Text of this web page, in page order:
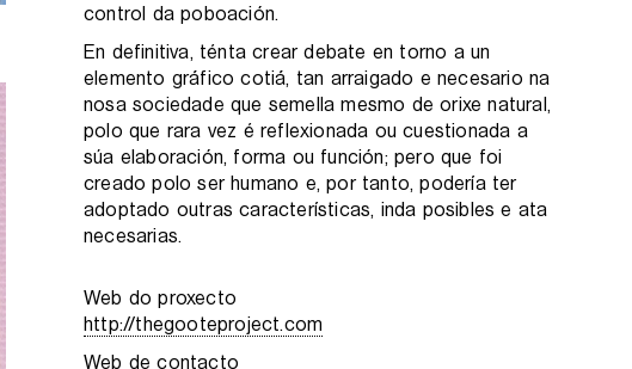
control da poboación.
En definitiva, ténta crear debate en torno a un
elemento gráfico cotiá, tan arraigado e necesario na
nosa sociedade que semella mesmo de orixe natural,
polo que rara vez é reflexionada ou cuestionada a
súa elaboración, forma ou función; pero que foi
creado polo ser humano e, por tanto, podería ter
adoptado outras características, inda posibles e ata
necesarias.
Web do proxecto
http://thegooteproject.com
Web de contacto